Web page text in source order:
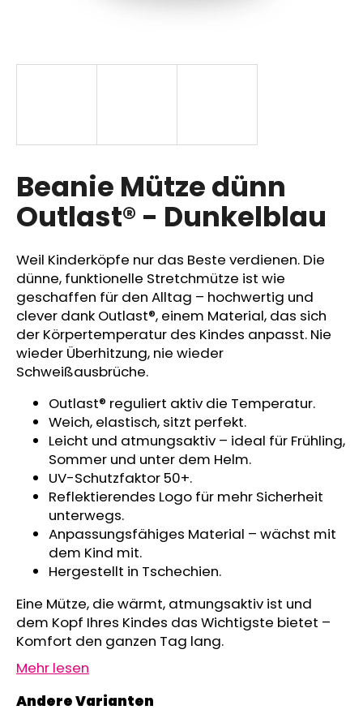
Beanie Mütze dünn
Outlast® - Dunkelblau
Weil Kinderköpfe nur das Beste verdienen. Die
dünne, funktionelle Stretchmütze ist wie
geschaffen für den Alltag – hochwertig und
clever dank Outlast®, einem Material, das sich
der Körpertemperatur des Kindes anpasst. Nie
wieder Überhitzung, nie wieder
Schweißausbrüche.
Outlast® reguliert aktiv die Temperatur.
Weich, elastisch, sitzt perfekt.
Leicht und atmungsaktiv – ideal für Frühling,
Sommer und unter dem Helm.
UV-Schutzfaktor 50+.
Reflektierendes Logo für mehr Sicherheit
unterwegs.
Anpassungsfähiges Material – wächst mit
dem Kind mit.
Hergestellt in Tschechien.
Eine Mütze, die wärmt, atmungsaktiv ist und
dem Kopf Ihres Kindes das Wichtigste bietet –
Komfort den ganzen Tag lang.
Mehr lesen
SUCHEN
i
e
m
p
e
h
l
e
n
KINDERWAGENUNTERLAGE
GRAU
MELIERT
€43,35